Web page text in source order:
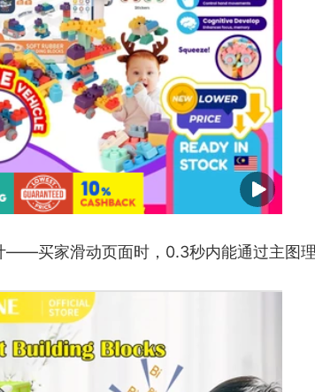
——买家滑动页面时，0.3秒内能通过主图